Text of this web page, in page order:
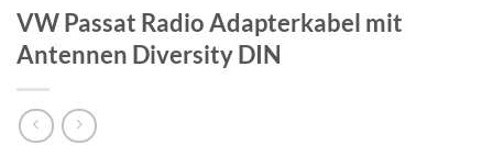
VW Passat Radio Adapterkabel mit
Antennen Diversity DIN